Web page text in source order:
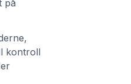
på
kontroll